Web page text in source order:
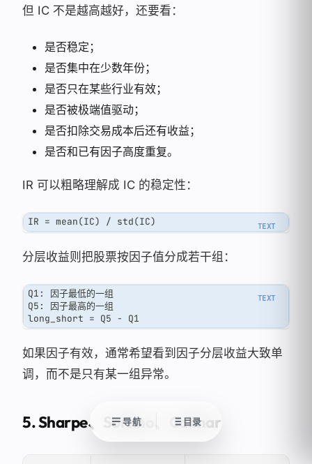
但 IC 不是越高越好，还要看：
是否稳定；
是否集中在少数年份；
是否只在某些行业有效；
是否被极端值驱动；
是否扣除交易成本后还有收益；
是否和已有因子高度重复。
IR 可以粗略理解成 IC 的稳定性：
IR = mean(IC) / std(IC)
分层收益则把股票按因子值分成若干组：
Q1: 因子最低的一组
Q5: 因子最高的一组
long_short = Q5 - Q1
如果因子有效，通常希望看到因子分层收益大致单
调，而不是只有某一组异常。
5. Sharpe、Sortino、Calmar
导航 目录